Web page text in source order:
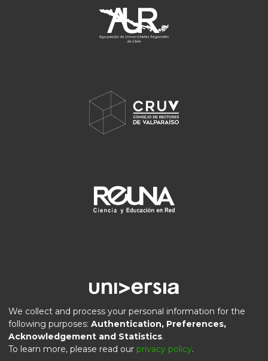
DSpace software copyright © 2002-2026
We collect and process your personal information for the
following purposes: Authentication, Preferences,
Acknowledgement and Statistics.
To learn more, please read our privacy policy.